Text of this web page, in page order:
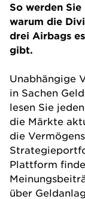
So werden
warum die
drei Airbags
gibt.
Unabhängige
in Sachen
lesen Sie
die Märkte
die
Plattform
über